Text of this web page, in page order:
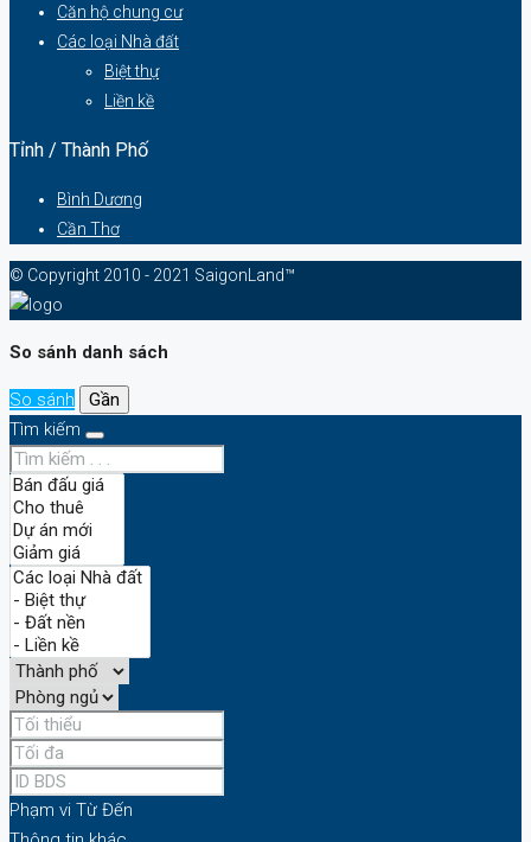
Căn hộ chung cư
Các loại Nhà đất
Biệt thự
Liền kề
Tỉnh / Thành Phố
Bình Dương
Cần Thơ
© Copyright 2010 - 2021 SaigonLand™
So sánh danh sách
So sánh
Gần
Tìm kiếm
Phạm vi Từ Đến